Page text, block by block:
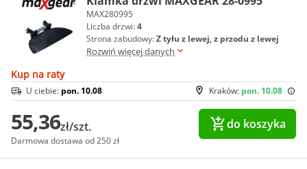
MAX280995
Liczba drzwi:4
Strona zabudowy:Z tyłu z lewej, z przodu z lewej
Rozwiń więcej danych
Kup na raty
Kraków: pon. 10.08
U ciebie: pon. 10.08
55,36zł/szt.
Darmowa dostawa od 250 zł
do koszyka